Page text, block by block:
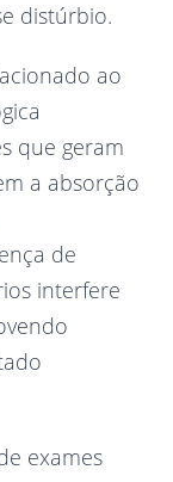
distúrbio.
ao
que geram
a absorção
de
interfere
exames